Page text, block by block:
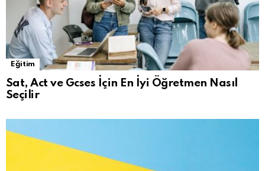
Eğitim
Sat, Act ve Gcses İçin En İyi Öğretmen Nasıl
Seçilir